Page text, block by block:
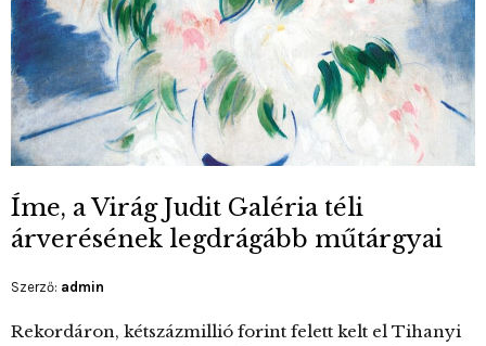
Íme, a Virág Judit Galéria téli
árverésének legdrágább műtárgyai
Szerző: admin
Rekordáron, kétszázmillió forint felett kelt el Tihanyi